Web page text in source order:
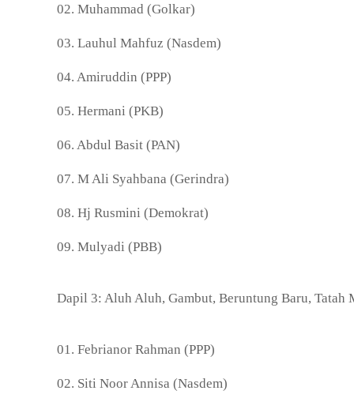
02. Muhammad (Golkar)
03. Lauhul Mahfuz (Nasdem)
04. Amiruddin (PPP)
05. Hermani (PKB)
06. Abdul Basit (PAN)
07. M Ali Syahbana (Gerindra)
08. Hj Rusmini (Demokrat)
09. Mulyadi (PBB)
Dapil 3: Aluh Aluh, Gambut, Beruntung Baru, Tatah
01. Febrianor Rahman (PPP)
02. Siti Noor Annisa (Nasdem)